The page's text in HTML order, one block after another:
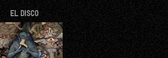
EL DISCO